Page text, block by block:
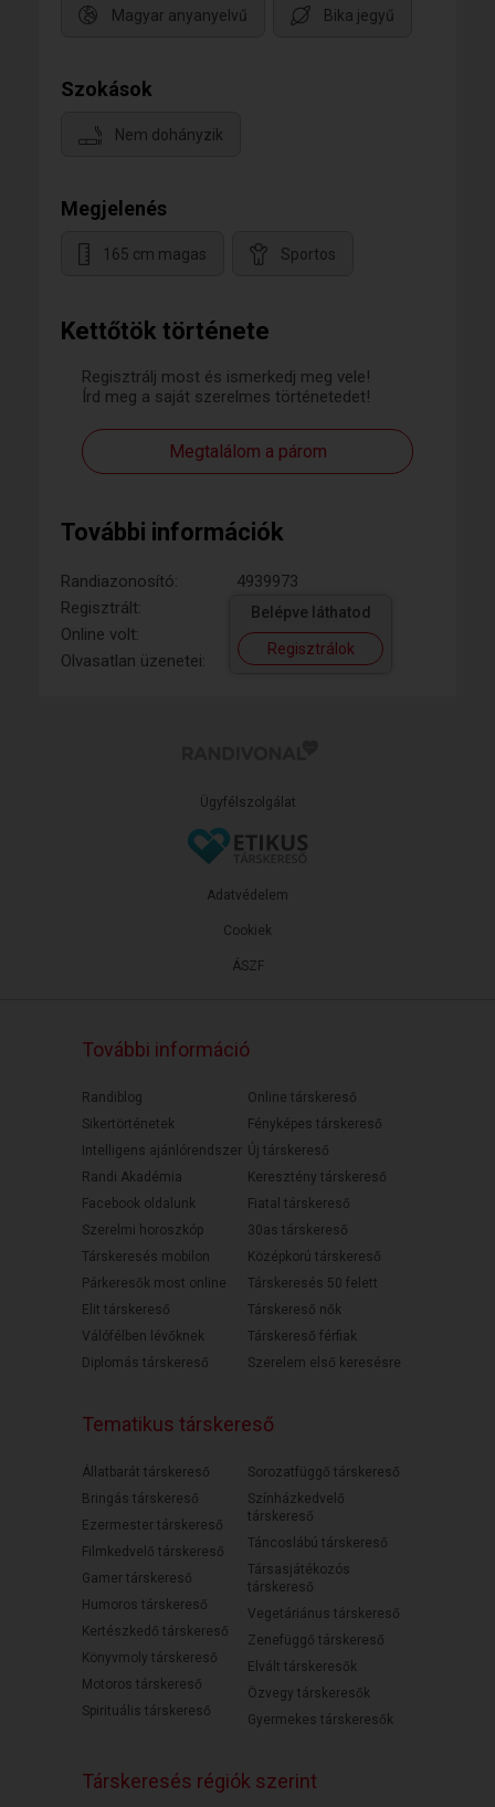
Kettőtök története
Regisztrálj most és ismerkedj meg vele!
Írd meg a saját szerelmes történetedet!
Megtalálom a párom
További információk
Randiazonosító:
4939973
Regisztrált:
Online volt:
Olvasatlan üzenetei:
Belépve láthatod
Regisztrálok
Magyar anyanyelvű Bika jegyű
Szokások
Nem dohányzik
Megjelenés
165 cm magas Sportos
Ügyfélszolgálat
ÁSZF
Adatvédelem
Cookiek
További információ
Randiblog
Sikertörténetek
Intelligens ajánlórendszer
Randi Akadémia
Facebook oldalunk
Szerelmi horoszkóp
Társkeresés mobilon
Párkeresők most online
Elit társkereső
Válófélben lévőknek
Diplomás társkereső
Online társkereső
Fényképes társkereső
Új társkereső
Keresztény társkereső
Fiatal társkereső
30as társkereső
Középkorú társkereső
Társkeresés 50 felett
Társkereső nők
Társkereső férfiak
Szerelem első keresésre
Tematikus társkereső
Állatbarát társkereső
Bringás társkereső
Ezermester társkereső
Filmkedvelő társkereső
Gamer társkereső
Humoros társkereső
Kertészkedő társkereső
Könyvmoly társkereső
Motoros társkereső
Spirituális társkereső
Sorozatfüggő társkereső
Színházkedvelő
társkereső
Táncoslábú társkereső
Társasjátékozós
társkereső
Vegetáriánus társkereső
Zenefüggő társkereső
Elvált társkeresők
Özvegy társkeresők
Gyermekes társkeresők
Társkeresés régiók szerint